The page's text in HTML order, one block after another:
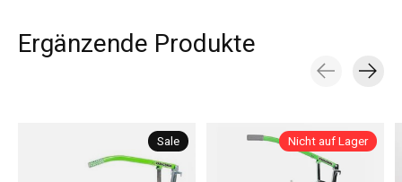
Ergänzende Produkte
Sale Nicht auf Lager